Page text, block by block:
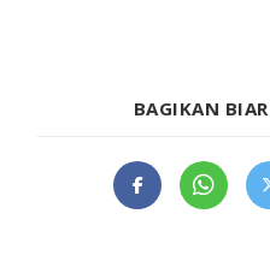
BAGIKAN BIAR